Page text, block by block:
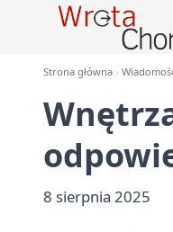
Strona główna
8 sierpnia 2025